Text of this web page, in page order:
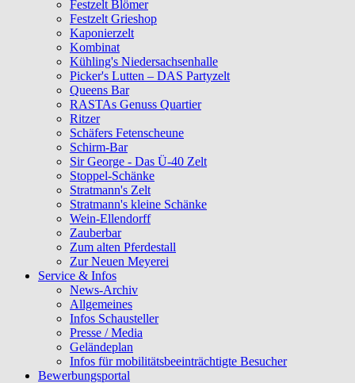
Festzelt Blömer
Festzelt Grieshop
Kaponierzelt
Kombinat
Kühling's Niedersachsenhalle
Picker's Lutten – DAS Partyzelt
Queens Bar
RASTAs Genuss Quartier
Ritzer
Schäfers Fetenscheune
Schirm-Bar
Sir George - Das Ü-40 Zelt
Stoppel-Schänke
Stratmann's Zelt
Stratmann's kleine Schänke
Wein-Ellendorff
Zauberbar
Zum alten Pferdestall
Zur Neuen Meyerei
Service & Infos
News-Archiv
Allgemeines
Infos Schausteller
Presse / Media
Geländeplan
Infos für mobilitätsbeeinträchtigte Besucher
Bewerbungsportal